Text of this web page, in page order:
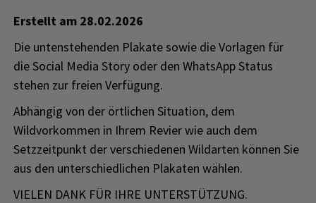
Erstellt am 28.02.2026
Die untenstehenden Plakate sowie die Vorlagen für
die Social Media Story oder den WhatsApp Status
stehen zur freien Verfügung.
Abhängig von der örtlichen Situation, dem
Wildvorkommen in Ihrem Revier wie auch dem
Setzzeitpunkt der verschiedenen Wildarten können Sie
aus den unterschiedlichen Plakaten wählen.
VIELEN DANK FÜR IHRE UNTERSTÜTZUNG.